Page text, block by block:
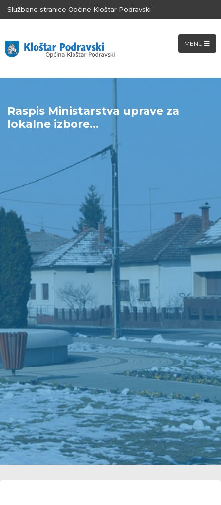
Službene stranice Općine Kloštar Podravski
MENU
Raspis Ministarstva uprave za
lokalne izbore...